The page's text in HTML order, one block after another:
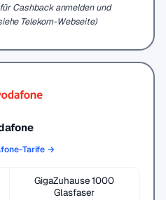
Cashback anmelden und
Telekom-Webseite)
Tarife →
GigaZuhause 1000
Glasfaser